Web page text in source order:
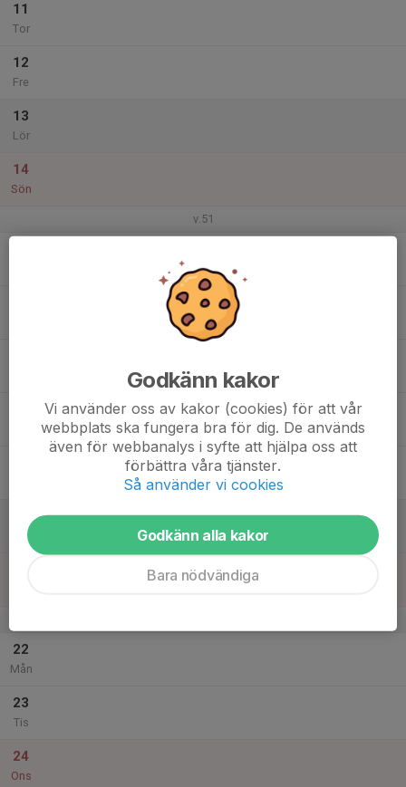
11
Tor
12
Fre
13
Lör
14
Sön
v.51
Näsbyparksskola
Lör
22
Mån
23
Tis
24
Ons
Godkänn kakor
Vi använder oss av kakor (cookies) för att vår
webbplats ska fungera bra för dig. De används
även för webbanalys i syfte att hjälpa oss att
förbättra våra tjänster.
Så använder vi cookies
Godkänn alla kakor
Bara nödvändiga